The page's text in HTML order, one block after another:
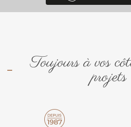
Toujours à vos
projets